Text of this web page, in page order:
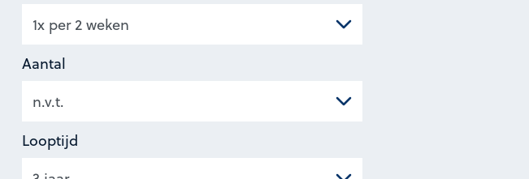
Aantal
Looptijd